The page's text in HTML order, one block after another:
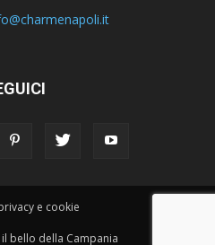
e cookie
bello della Campania